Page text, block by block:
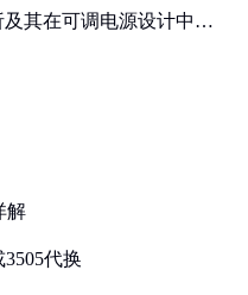
其在可调电源设计中的
解
代换